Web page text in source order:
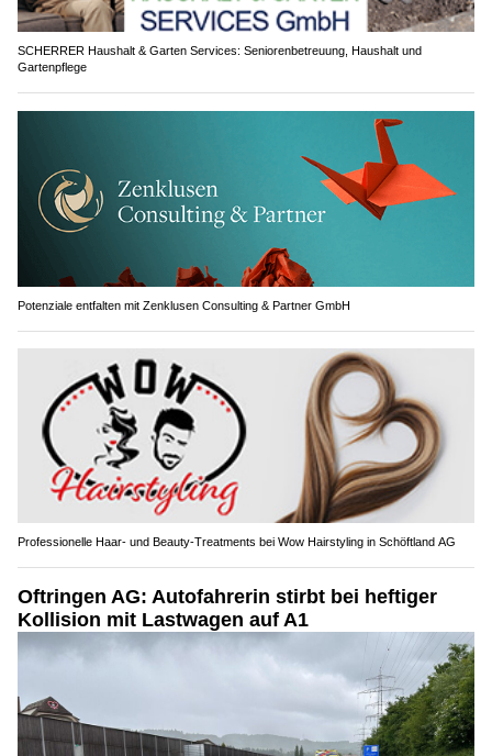
SCHERRER Haushalt & Garten Services: Seniorenbetreuung, Haushalt und
Gartenpflege
Potenziale entfalten mit Zenklusen Consulting & Partner GmbH
Professionelle Haar- und Beauty-Treatments bei Wow Hairstyling in Schöftland AG
Oftringen AG: Autofahrerin stirbt bei heftiger
Kollision mit Lastwagen auf A1